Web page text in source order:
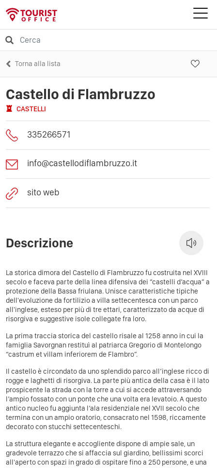
Torna alla lista
Castello di Flambruzzo
CASTELLI
335266571
info@castellodiflambruzzo.it
sito web
Descrizione
La storica dimora del Castello di Flambruzzo fu costruita nel XVIII
secolo e faceva parte della linea difensiva dei “castelli d’acqua” a
protezione della Bassa friulana. Unisce caratteristiche tipiche
dell'evoluzione da fortilizio a villa settecentesca con un parco
all'inglese, esteso per più di tre ettari, caratterizzato da acque di
risorgiva e suggestive isole collegate fra loro.
La prima traccia storica del castello risale al 1258 anno in cui la
famiglia Savorgnan restituì al patriarca Gregorio di Montelongo
“castrum et villam inferiorem de Flambro”.
Il castello è circondato da uno splendido parco all’inglese ricco di
rogge e laghetti di risorgiva. La parte più antica della casa è il lato
prospicente la strada con la torre a cui si accede attraversando
l’ampio fossato con un ponte che una volta era levatoio. A questo
antico nucleo fu aggiunta l’ala residenziale nel XVII secolo che
termina con un ampio oratorio, consacrato nel 1598, riccamente
decorato con stucchi settecenteschi.
La struttura elegante e accogliente dispone di ampie sale, un
gradevole terrazzo che si affaccia sul giardino, bellissimi scorci
all'aperto con spazi in grado di ospitare fino a 250 persone, e una